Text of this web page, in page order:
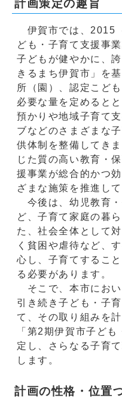
計画策定の趣旨
伊賀市では、2015
ども・子育て支援事
子どもが健やかに、
きるまち伊賀市」を
所（園）、認定こど
必要な量を定めると
預かりや地域子育て
ブなどのさまざまな
供体制を整備してき
じた質の高い教育・
援事業が総合的かつ
ざまな施策を推進して
今後は、幼児教育・
ど、子育て家庭の暮
た、社会全体として
く貧困や虐待など、
心し、子育てするこ
る必要があります。
そこで、本市におい
引き続き子ども・子
て、その取り組みを
「第2期伊賀市子ど
定し、さらなる子育
します。
計画の性格・位置